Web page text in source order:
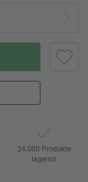
24.000 Produkte
lagernd